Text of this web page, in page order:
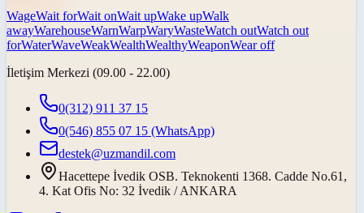
WageWait forWait onWait upWake upWalk
awayWarehouseWarnWarpWaryWasteWatch outWatch out
forWaterWaveWeakWealthWealthyWeaponWear off
İletişim Merkezi (09.00 - 22.00)
0(312) 911 37 15
0(546) 855 07 15 (WhatsApp)
destek@uzmandil.com
Hacettepe İvedik OSB. Teknokenti 1368. Cadde No.61,
4. Kat Ofis No: 32 İvedik / ANKARA